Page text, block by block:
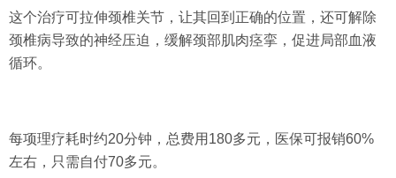
这个治疗可拉伸颈椎关节，让其回到正确的位置，还可解除
颈椎病导致的神经压迫，缓解颈部肌肉痉挛，促进局部血液
循环。
每项理疗耗时约20分钟，总费用180多元，医保可报销60%
左右，只需自付70多元。